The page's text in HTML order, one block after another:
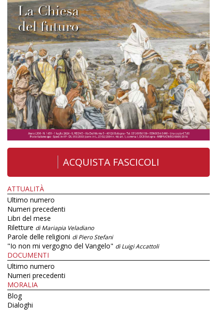
ACQUISTA FASCICOLI
ATTUALITÀ
Ultimo numero
Numeri precedenti
Libri del mese
Riletture di Mariapia Veladiano
Parole delle religioni di Piero Stefani
"Io non mi vergogno del Vangelo" di Luigi Accattoli
DOCUMENTI
Ultimo numero
Numeri precedenti
MORALIA
Blog
Dialoghi